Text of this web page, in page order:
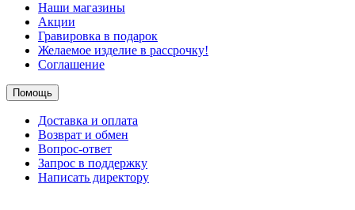
Наши магазины
Акции
Гравировка в подарок
Желаемое изделие в рассрочку!
Соглашение
Помощь
Доставка и оплата
Возврат и обмен
Вопрос-ответ
Запрос в поддержку
Написать директору